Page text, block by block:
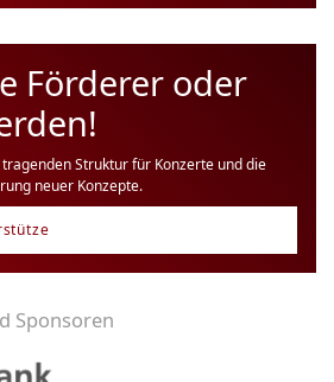
Förderer oder
Struktur für Konzerte und die
neuer Konzepte.
Sponsoren